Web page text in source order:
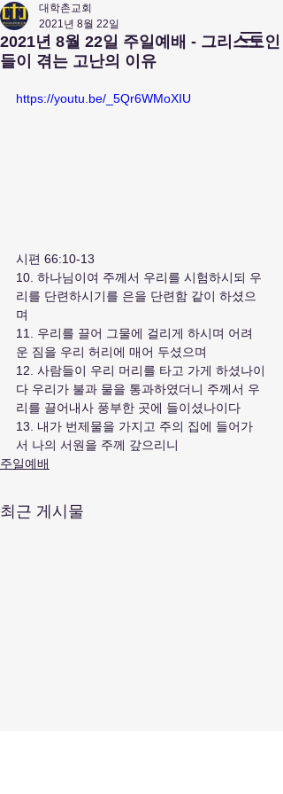
앤아버​ 대학촌 교회
Campus Town Church of Ann Arbor
2021년 8월 22일 주일예배 - 그리스도인
들이 겪는 고난의 이유
대학촌교회
2021년 8월 22일
https://youtu.be/_5Qr6WMoXIU
시편 66:10-13
10. 하나님이여 주께서 우리를 시험하시되 우
리를 단련하시기를 은을 단련함 같이 하셨으
며
11. 우리를 끌어 그물에 걸리게 하시며 어려
운 짐을 우리 허리에 매어 두셨으며
12. 사람들이 우리 머리를 타고 가게 하셨나이
다 우리가 불과 물을 통과하였더니 주께서 우
리를 끌어내사 풍부한 곳에 들이셨나이다
13. 내가 번제물을 가지고 주의 집에 들어가
서 나의 서원을 주께 갚으리니
주일예배
최근 게시물